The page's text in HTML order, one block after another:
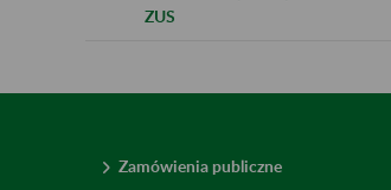
ZUS
Zamówienia publiczne